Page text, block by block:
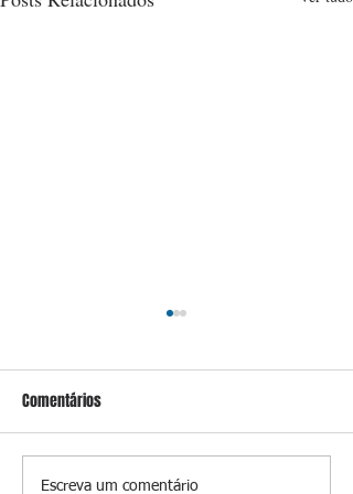
Comentários
Escreva um comentário